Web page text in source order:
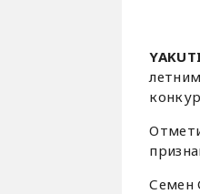
Семен